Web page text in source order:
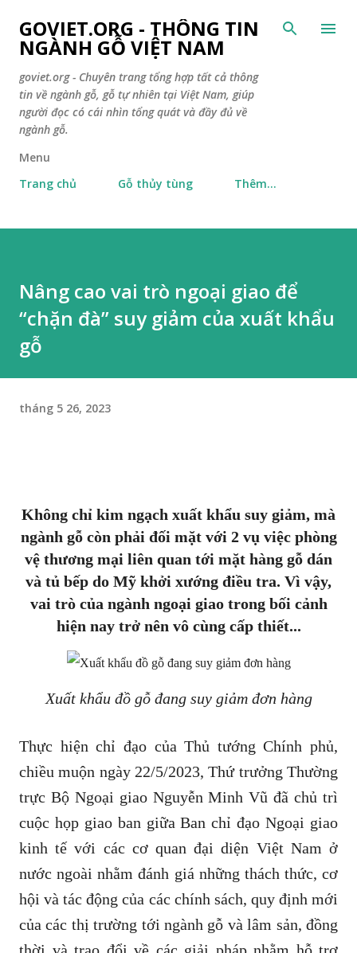
Chuyển đến nội dung chính
GOVIET.ORG - THÔNG TIN
NGÀNH GỖ VIỆT NAM
goviet.org - Chuyên trang tổng hợp tất cả thông
tin về ngành gỗ, gỗ tự nhiên tại Việt Nam, giúp
người đọc có cái nhìn tổng quát và đầy đủ về
ngành gỗ.
Menu
Trang chủ
Gỗ thủy tùng Thêm…
Nâng cao vai trò ngoại giao để
“chặn đà” suy giảm của xuất khẩu
gỗ
tháng 5 26, 2023
Không chỉ kim ngạch xuất khẩu suy giảm, mà
ngành gỗ còn phải đối mặt với 2 vụ việc phòng
vệ thương mại liên quan tới mặt hàng gỗ dán
và tủ bếp do Mỹ khởi xướng điều tra. Vì vậy,
vai trò của ngành ngoại giao trong bối cảnh
hiện nay trở nên vô cùng cấp thiết...
Xuất khẩu đồ gỗ đang suy giảm đơn hàng
Thực hiện chỉ đạo của Thủ tướng Chính phủ,
chiều muộn ngày 22/5/2023, Thứ trưởng Thường
trực Bộ Ngoại giao Nguyễn Minh Vũ đã chủ trì
cuộc họp giao ban giữa Ban chỉ đạo Ngoại giao
kinh tế với các cơ quan đại diện Việt Nam ở
nước ngoài nhằm đánh giá những thách thức, cơ
hội và tác động của các chính sách, quy định mới
của các thị trường tới ngành gỗ và lâm sản, đồng